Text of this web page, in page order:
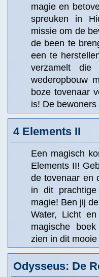
magie en
spreuken in
missie om de
de been te
een te
verzamelt
wederopbouw
boze tovenaar
is! De
4 Elements II
Een magisch
Elements II!
de tovenaar en
in dit prachtige
magie! Ben jij
Water, Licht
magische
zien in dit
Odysseus: De